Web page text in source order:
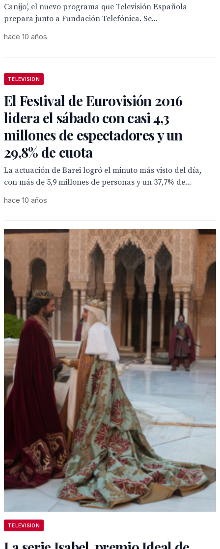
Canijo’, el nuevo programa que Televisión Española
prepara junto a Fundación Telefónica. Se...
hace 10 años
TELEVISION
El Festival de Eurovisión 2016
lidera el sábado con casi 4,3
millones de espectadores y un
29,8% de cuota
La actuación de Barei logró el minuto más visto del día,
con más de 5,9 millones de personas y un 37,7% de...
hace 10 años
TELEVISION